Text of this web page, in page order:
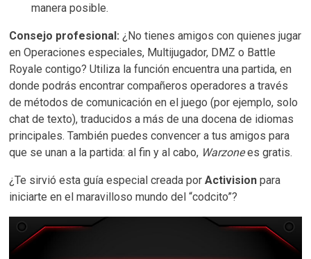
manera posible.
Consejo profesional: ¿No tienes amigos con quienes jugar
en Operaciones especiales, Multijugador, DMZ o Battle
Royale contigo? Utiliza la función encuentra una partida, en
donde podrás encontrar compañeros operadores a través
de métodos de comunicación en el juego (por ejemplo, solo
chat de texto), traducidos a más de una docena de idiomas
principales. También puedes convencer a tus amigos para
que se unan a la partida: al fin y al cabo, Warzonees gratis.
¿Te sirvió esta guía especial creada porActivision para
iniciarte en el maravilloso mundo del “codcito”?